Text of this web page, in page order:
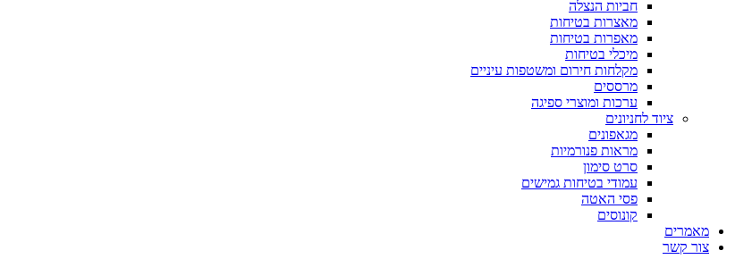
חביות הנצלה
מאצרות בטיחות
מאפרות בטיחות
מיכלי בטיחות
מקלחות חירום ומשטפות עיניים
מרססים
ערכות ומוצרי ספיגה
ציוד לחניונים
מגאפונים
מראות פנורמיות
סרט סימון
עמודי בטיחות גמישים
פסי האטה
קונוסים
מאמרים
צור קשר